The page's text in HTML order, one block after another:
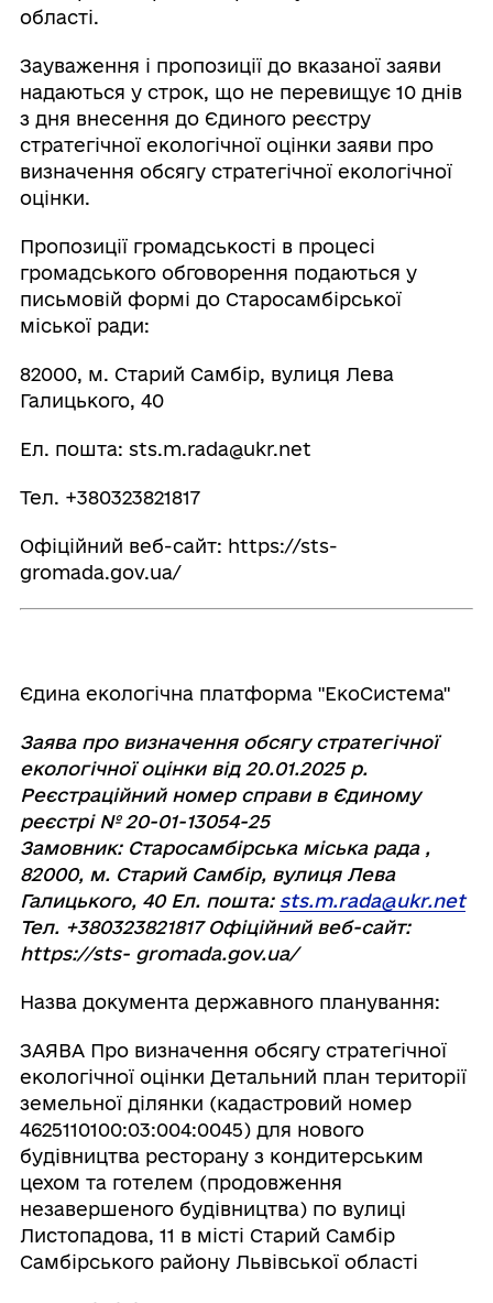
області.
Зауваження і пропозиції до вказаної заяви
надаються у строк, що не перевищує 10 днів
з дня внесення до Єдиного реєстру
стратегічної екологічної оцінки заяви про
визначення обсягу стратегічної екологічної
оцінки.
Пропозиції громадськості в процесі
громадського обговорення подаються у
письмовій формі до Старосамбірської
міської ради:
82000, м. Старий Самбір, вулиця Лева
Галицького, 40
Ел. пошта: sts.m.rada@ukr.net
Тел. +380323821817
Офіційний веб-сайт: https://sts-
gromada.gov.ua/
Єдина екологічна платформа "ЕкоСистема"
Заява про визначення обсягу стратегічної
екологічної оцінки від 20.01.2025 р.
Реєстраційний номер справи в Єдиному
реєстрі № 20-01-13054-25
Замовник: Старосамбірська міська рада ,
82000, м. Старий Самбір, вулиця Лева
Галицького, 40 Ел. пошта: sts.m.rada@ukr.net
Тел. +380323821817 Офіційний веб-сайт:
https://sts- gromada.gov.ua/
Назва документа державного планування:
ЗАЯВА Про визначення обсягу стратегічної
екологічної оцінки Детальний план території
земельної ділянки (кадастровий номер
4625110100:03:004:0045) для нового
будівництва ресторану з кондитерським
цехом та готелем (продовження
незавершеного будівництва) по вулиці
Листопадова, 11 в місті Старий Самбір
Самбірського району Львівської області